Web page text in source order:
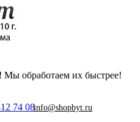
Мы обработаем их быстрее!
74 08info@shopbyt.ru